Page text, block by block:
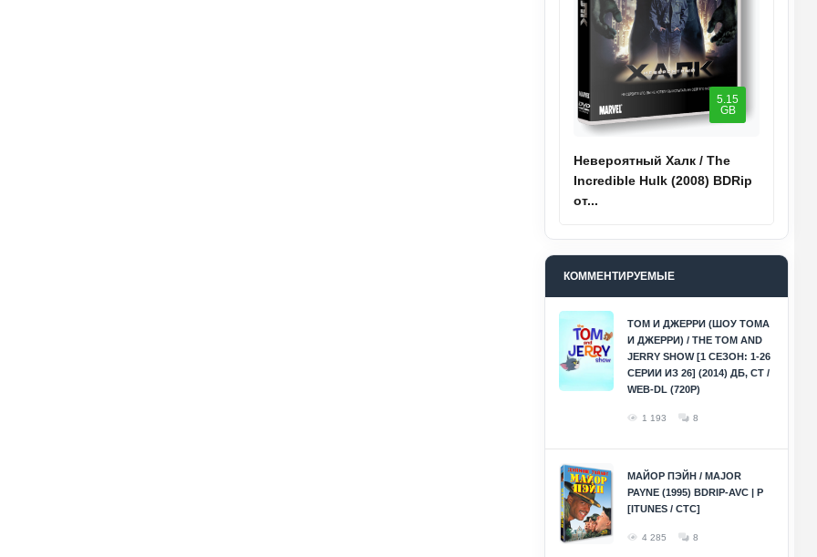
5.15
GB
Невероятный Халк / The
Incredible Hulk (2008) BDRip
от...
КОММЕНТИРУЕМЫЕ
ТОМ И ДЖЕРРИ (ШОУ ТОМА
И ДЖЕРРИ) / THE TOM AND
JERRY SHOW [1 СЕЗОН: 1-26
СЕРИИ ИЗ 26] (2014) ДБ, СТ /
WEB-DL (720P)
1 193 8
МАЙОР ПЭЙН / MAJOR
PAYNE (1995) BDRIP-AVC | P
[ITUNES / СТС]
4 285 8